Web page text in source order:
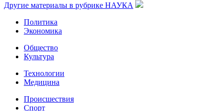
Другие материалы в рубрике НАУКА
Политика
Экономика
Общество
Культура
Технологии
Медицина
Происшествия
Спорт